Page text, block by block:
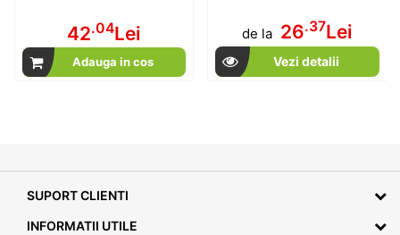
42.04Lei
Adauga in cos
de la 26.37Lei
Vezi detalii
SUPORT CLIENTI
INFORMATII UTILE